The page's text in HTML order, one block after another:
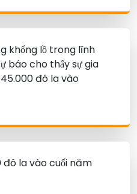
khổng lồ trong lĩnh
báo cho thấy sự gia
đô la vào
đô la vào cuối năm